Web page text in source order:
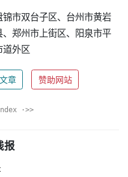
市双台子区、台州市黄岩
郑州市上街区、阳泉市平
道外区
章 赞助网站
·>>
报